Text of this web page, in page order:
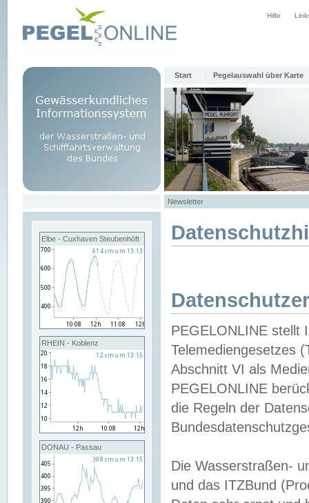
Hilfe
Start Pegelauswahl über Karte
Newsletter
Elbe - Cuxhaven Steubenhöft
RHEIN - Koblenz
DONAU - Passau
PEGELONLINE stellt
Telemediengesetzes
Abschnitt VI als
PEGELONLINE
die Regeln der
Die Wasserstraßen-
und das ITZBund